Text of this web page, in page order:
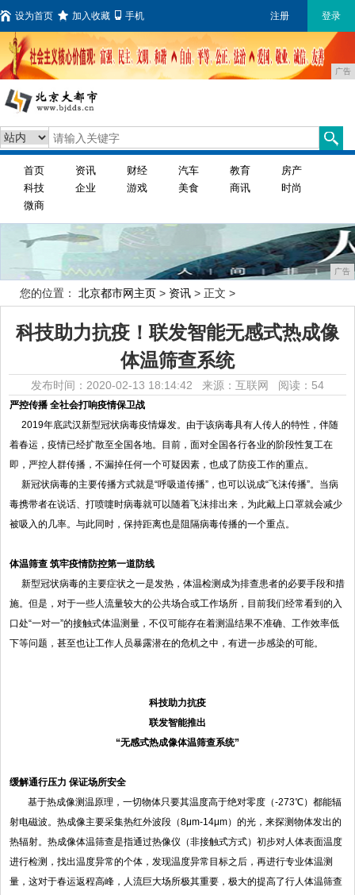
设为首页 加入收藏 手机 注册 登录
广告
首页 资讯 财经 汽车 教育
房产
科技
企业 游戏 美食 商讯
时尚
微商
广告
您的位置： 北京都市网主页 > 资讯 > 正文 >
科技助力抗疫！联发智能无感式热成像
体温筛查系统
发布时间：2020-02-13 18:14:42 来源：互联网 阅读：54
严控传播 全社会打响疫情保卫战
2019年底武汉新型冠状病毒疫情爆发。由于该病毒具有人传人的特性，伴随
着春运，疫情已经扩散至全国各地。目前，面对全国各行各业的阶段性复工在
即，严控人群传播，不漏掉任何一个可疑因素，也成了防疫工作的重点。
新冠状病毒的主要传播方式就是“呼吸道传播”，也可以说成“飞沫传播”。当病
毒携带者在说话、打喷嚏时病毒就可以随着飞沫排出来，为此戴上口罩就会减少
被吸入的几率。与此同时，保持距离也是阻隔病毒传播的一个重点。
体温筛查 筑牢疫情防控第一道防线
新型冠状病毒的主要症状之一是发热，体温检测成为排查患者的必要手段和措
施。但是，对于一些人流量较大的公共场合或工作场所，目前我们经常看到的入
口处“一对一”的接触式体温测量，不仅可能存在着测温结果不准确、工作效率低
下等问题，甚至也让工作人员暴露潜在的危机之中，有进一步感染的可能。
科技助力抗疫
联发智能推出
“无感式热成像体温筛查系统”
缓解通行压力 保证场所安全
基于热成像测温原理，一切物体只要其温度高于绝对零度（-273℃）都能辐
射电磁波。热成像主要采集热红外波段（8μm-14μm）的光，来探测物体发出的
热辐射。热成像体温筛查是指通过热像仪（非接触式方式）初步对人体表面温度
进行检测，找出温度异常的个体，发现温度异常目标之后，再进行专业体温测
量，这对于春运返程高峰，人流巨大场所极其重要，极大的提高了行人体温筛查